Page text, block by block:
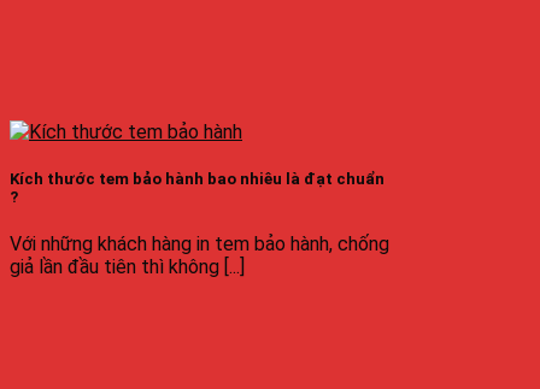
Kích thước tem bảo hành bao nhiêu là đạt chuẩn
?
Với những khách hàng in tem bảo hành, chống
giả lần đầu tiên thì không [...]